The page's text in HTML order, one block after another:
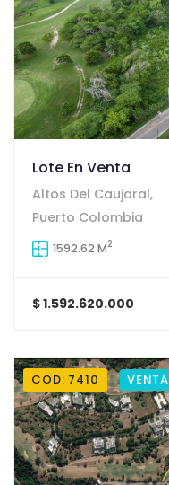
Lote En Venta
Altos Del Caujaral,
Puerto Colombia
1592.62 M2
$ 1.592.620.000
COD: 7410 VENTA